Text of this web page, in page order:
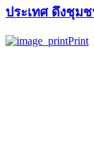
ประเทศ ดึงชุม
Print